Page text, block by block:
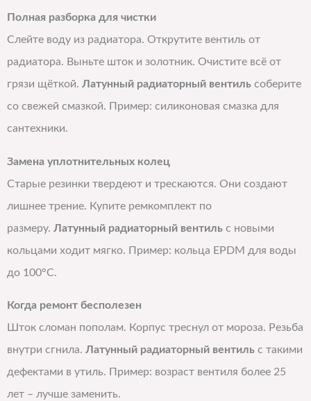
Полная разборка для чистки
Слейте воду из радиатора. Открутите вентиль от
радиатора. Выньте шток и золотник. Очистите всё от
грязи щёткой. Латунный радиаторный вентиль соберите
со свежей смазкой. Пример: силиконовая смазка для
сантехники.
Замена уплотнительных колец
Старые резинки твердеют и трескаются. Они создают
лишнее трение. Купите ремкомплект по
размеру. Латунный радиаторный вентиль с новыми
кольцами ходит мягко. Пример: кольца EPDM для воды
до 100°C.
Когда ремонт бесполезен
Шток сломан пополам. Корпус треснул от мороза. Резьба
внутри сгнила. Латунный радиаторный вентиль с такими
дефектами в утиль. Пример: возраст вентиля более 25
лет – лучше заменить.